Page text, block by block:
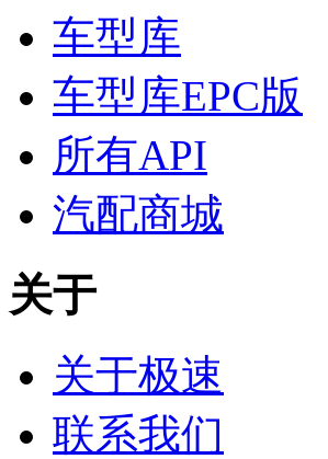
车型库
车型库EPC版
所有API
汽配商城
关于
关于极速
联系我们